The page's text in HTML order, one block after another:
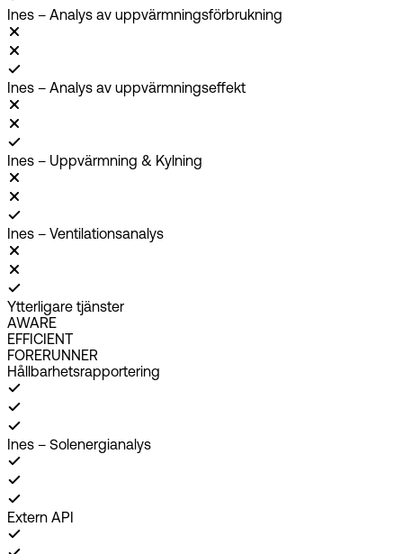
Ines – Analys av uppvärmningsförbrukning
Ines – Analys av uppvärmningseffekt
Ines – Uppvärmning & Kylning
Ines – Ventilationsanalys
Ytterligare tjänster
AWARE
EFFICIENT
FORERUNNER
Hållbarhetsrapportering
Ines – Solenergianalys
Extern API